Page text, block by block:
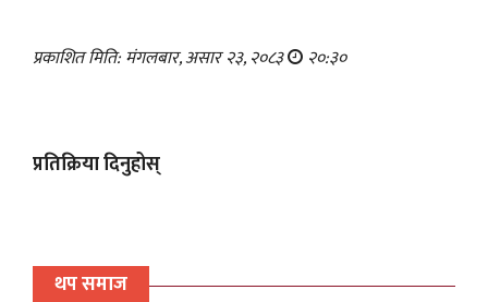
प्रकाशित मिति: मंगलबार, असार २३, २०८३ २०:३०
प्रतिक्रिया दिनुहोस्
थप समाज